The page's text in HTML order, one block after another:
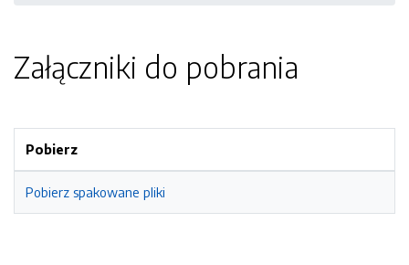
Załączniki do pobrania
Pobierz
Pobierz spakowane pliki